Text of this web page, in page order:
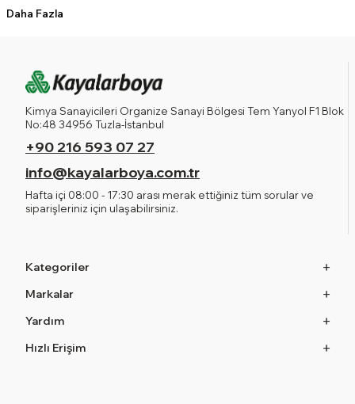
Daha Fazla
Kimya Sanayicileri Organize Sanayi Bölgesi Tem Yanyol F1 Blok
No:48 34956 Tuzla-İstanbul
+90 216 593 07 27
info@kayalarboya.com.tr
Hafta içi 08:00 - 17:30 arası merak ettiğiniz tüm sorular ve
siparişleriniz için ulaşabilirsiniz.
Kategoriler
Markalar
Yardım
Hızlı Erişim